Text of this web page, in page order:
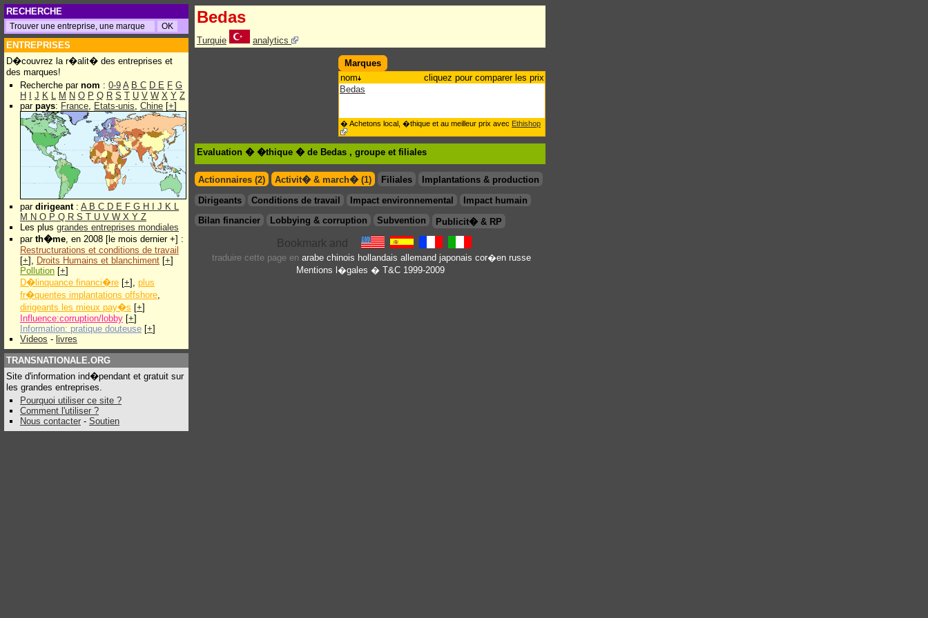
RECHERCHE
ENTREPRISES
D�couvrez la r�alit� des entreprises et
des marques!
Recherche par nom : 0-9 A B C D E F G
H
J K L M N O P Q R S T U V W X Y Z
par pays: France, Etats-unis, Chine [+]
par dirigeant: A B C D E F G H J K L
M N O P Q R S T U V W X Y Z
Les plus grandes entreprises mondiales
par th�me, en 2008 [le mois dernier +] :
Restructurations et conditions de travail
[+], Droits Humains et blanchiment [+]
Pollution [+]
D�linquance financi�re [+], plus
fr�quentes implantations offshore,
dirigeants les mieux pay�s [+]
Influence:corruption/lobby [+]
Information: pratique douteuse [+]
Videos - livres
TRANSNATIONALE.ORG
Site d'information ind�pendant et gratuit sur
les grandes entreprises.
Pourquoi utiliser ce site ?
Comment l'utiliser ?
Nous contacter - Soutien
Bedas
Turquie analytics
Marques
nom
cliquez pour comparer les prix
Bedas
� Achetons local, �thique et au meilleur prix avec Ethishop
Evaluation � �thique � de Bedas , groupe et filiales
Actionnaires (2) Activit� & march� (1) Filiales
Implantations & production
Dirigeants
Conditions de travail Impact environnemental
Impact humain
Bilan financier
Lobbying & corruption Subvention Publicit� & RP
traduire cette page en arabe chinois hollandais allemand japonais cor�en russe
Mentions l�gales � T&C 1999-2009